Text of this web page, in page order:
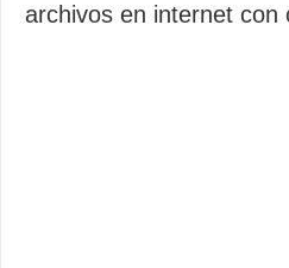
archivos en internet con